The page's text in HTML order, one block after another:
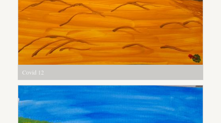
Covid 12